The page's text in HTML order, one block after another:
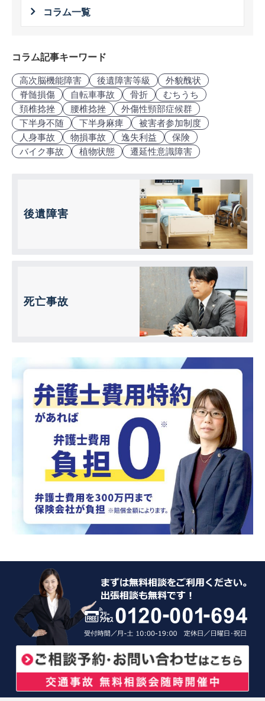
コラム一覧
コラム記事キーワード
高次脳機能障害 後遺障害等級
外貌醜状
脊髄損傷
自転車事故 骨折
むちうち
頚椎捻挫
腰椎捻挫
外傷性頸部症候群
下半身不随
下半身麻痺
被害者参加制度
人身事故
物損事故 逸失利益
保険
バイク事故
植物状態 遷延性意識障害
後遺障害
死亡事故